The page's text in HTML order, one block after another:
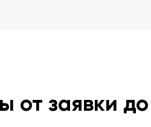
от заявки